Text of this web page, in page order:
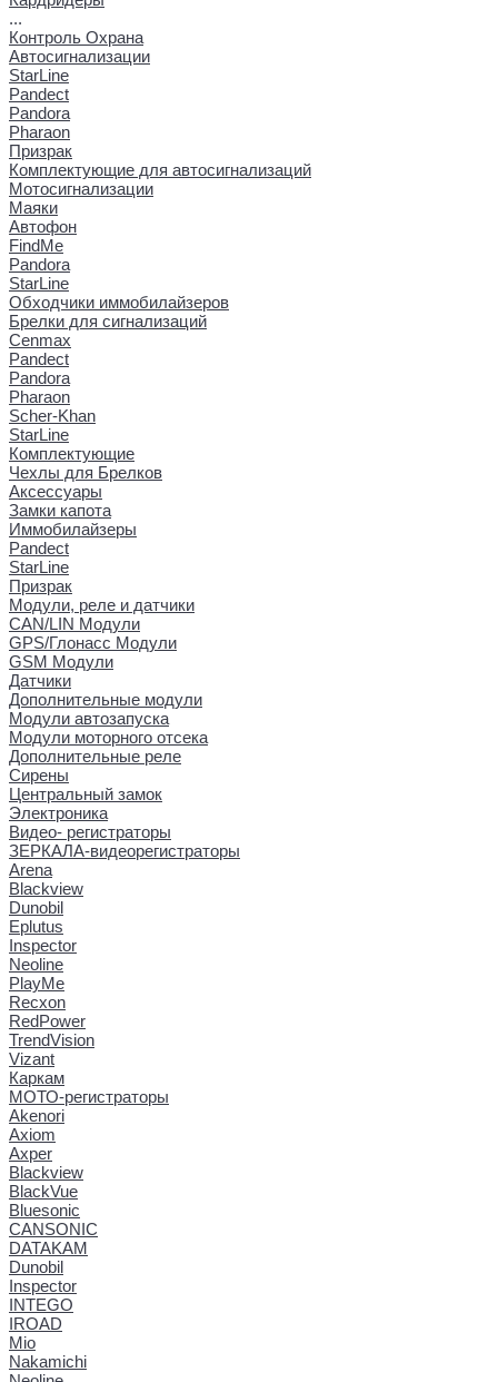
...
Контроль Охрана
Автосигнализации
StarLine
Pandect
Pandora
Pharaon
Призрак
Комплектующие для автосигнализаций
Мотосигнализации
Маяки
Автофон
FindMe
Pandora
StarLine
Обходчики иммобилайзеров
Брелки для сигнализаций
Cenmax
Pandect
Pandora
Pharaon
Scher-Khan
StarLine
Комплектующие
Чехлы для Брелков
Аксессуары
Замки капота
Иммобилайзеры
Pandect
StarLine
Призрак
Модули, реле и датчики
CAN/LIN Модули
GPS/Глонасс Модули
GSM Модули
Датчики
Дополнительные модули
Модули автозапуска
Модули моторного отсека
Дополнительные реле
Сирены
Центральный замок
Электроника
Видео- регистраторы
ЗЕРКАЛА-видеорегистраторы
Arena
Blackview
Dunobil
Eplutus
Inspector
Neoline
PlayMe
Recxon
RedPower
TrendVision
Vizant
Каркам
МОТО-регистраторы
Akenori
Axiom
Axper
Blackview
BlackVue
Bluesonic
CANSONIC
DATAKAM
Dunobil
Inspector
INTEGO
IROAD
Mio
Nakamichi